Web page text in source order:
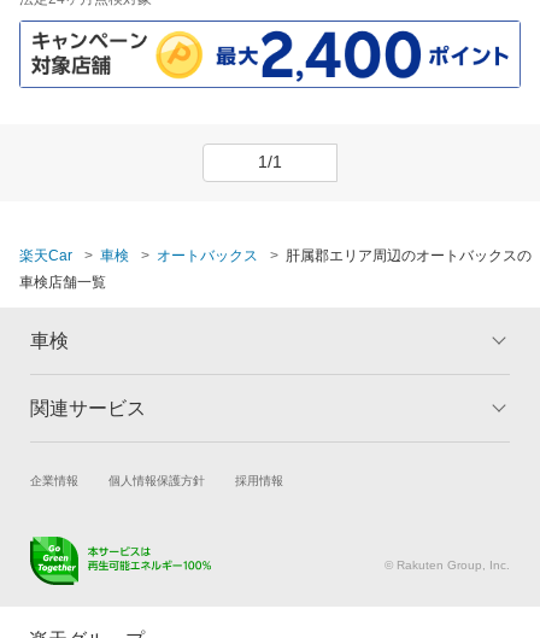
1/1
楽天Car 車検 オートバックス
肝属郡エリア周辺のオートバックスの
車検店舗一覧
車検
トップ
車検の基礎知識 キャンペーン一覧
関連サービス
試乗・商談 新車購入
キズ修理予約
メンテナンス管理
企業情報 個人情報保護方針 採用情報
© Rakuten Group, Inc.